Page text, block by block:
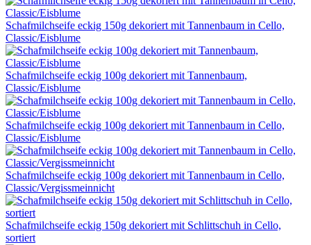
Schafmilchseife eckig 150g dekoriert mit Tannenbaum in Cello,
Classic/Eisblume
Schafmilchseife eckig 100g dekoriert mit Tannenbaum,
Classic/Eisblume
Schafmilchseife eckig 100g dekoriert mit Tannenbaum in Cello,
Classic/Eisblume
Schafmilchseife eckig 100g dekoriert mit Tannenbaum in Cello,
Classic/Vergissmeinnicht
Schafmilchseife eckig 150g dekoriert mit Schlittschuh in Cello,
sortiert